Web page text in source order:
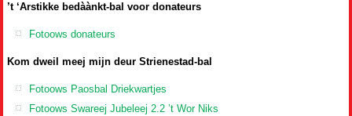
’t ‘Arstikke bedàànkt-bal voor donateurs
Fotoows donateurs
Kom dweil meej mijn deur Strienestad-bal
Fotoows Paosbal Driekwartjes
Fotoows Swareej Jubeleej 2.2 ’t Wor Niks